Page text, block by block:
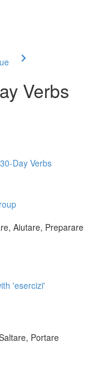
Verbs
Day Verbs
Aiutare, Preparare
'esercizi'
Portare